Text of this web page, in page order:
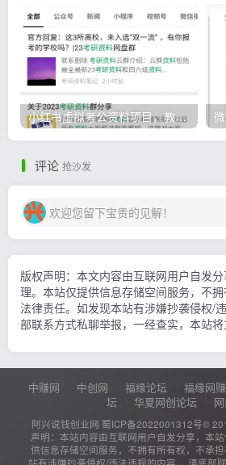
小红书虚拟考公资料项目，教资项目轻松月入过万的核心玩法
评论 抢沙发
欢迎您留下宝贵的见解！
版权声明：本文内容由互联网用户自发
理。本站仅提供信息存储空间服务，不
法律责任。如发现本站有涉嫌抄袭侵权/
部联系方式私聊举报，一经查实，本站将
中赚网 中创网 福缘论坛 福缘网赚
坛
华夏网创论坛
阿兴说钱创业网 蜀ICP备2022001312号©
声明：本站内容由互联网用户自发分享，本
供信息存储空间服务，不拥有所有权，不承